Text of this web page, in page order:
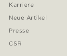
Karriere
Neue Artikel
Presse
CSR